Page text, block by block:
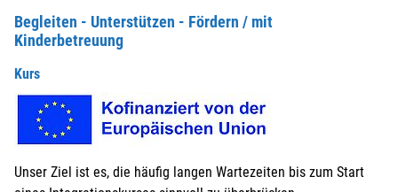
Begleiten - Unterstützen - Fördern / mit
Kinderbetreuung
Kurs
Unser Ziel ist es, die häufig langen Wartezeiten bis zum Start